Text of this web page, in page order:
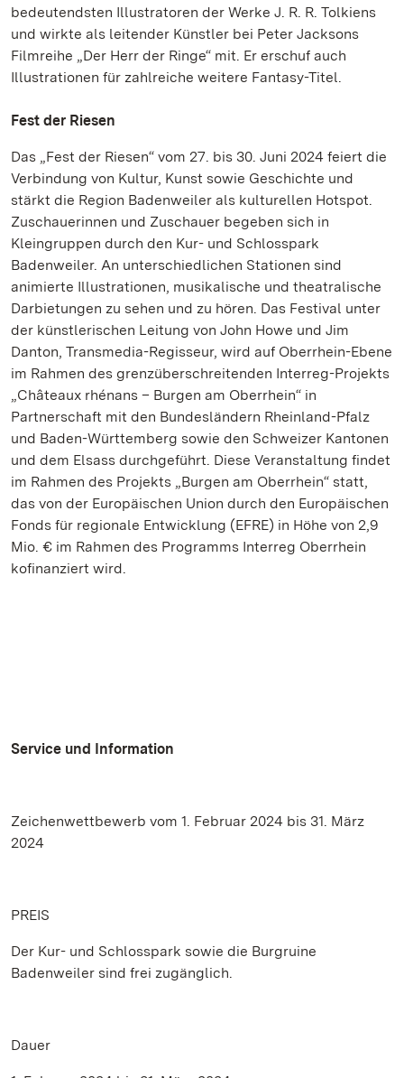
bedeutendsten Illustratoren der Werke J. R. R. Tolkiens
und wirkte als leitender Künstler bei Peter Jacksons
Filmreihe „Der Herr der Ringe“ mit. Er erschuf auch
Illustrationen für zahlreiche weitere Fantasy-Titel.
Fest der Riesen
Das „Fest der Riesen“ vom 27. bis 30. Juni 2024 feiert die
Verbindung von Kultur, Kunst sowie Geschichte und
stärkt die Region Badenweiler als kulturellen Hotspot.
Zuschauerinnen und Zuschauer begeben sich in
Kleingruppen durch den Kur- und Schlosspark
Badenweiler. An unterschiedlichen Stationen sind
animierte Illustrationen, musikalische und theatralische
Darbietungen zu sehen und zu hören. Das Festival unter
der künstlerischen Leitung von John Howe und Jim
Danton, Transmedia-Regisseur, wird auf Oberrhein-Ebene
im Rahmen des grenzüberschreitenden Interreg-Projekts
„Châteaux rhénans – Burgen am Oberrhein“ in
Partnerschaft mit den Bundesländern Rheinland-Pfalz
und Baden-Württemberg sowie den Schweizer Kantonen
und dem Elsass durchgeführt. Diese Veranstaltung findet
im Rahmen des Projekts „Burgen am Oberrhein“ statt,
das von der Europäischen Union durch den Europäischen
Fonds für regionale Entwicklung (EFRE) in Höhe von 2,9
Mio. € im Rahmen des Programms Interreg Oberrhein
kofinanziert wird.
Service und Information
Zeichenwettbewerb vom 1. Februar 2024 bis 31. März
2024
PREIS
Der Kur- und Schlosspark sowie die Burgruine
Badenweiler sind frei zugänglich.
Dauer